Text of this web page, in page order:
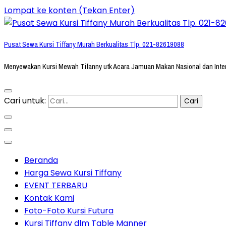
Lompat ke konten (Tekan Enter)
Pusat Sewa Kursi Tiffany Murah Berkualitas Tlp. 021-82619088
Menyewakan Kursi Mewah Tifanny utk Acara Jamuan Makan Nasional dan
Cari untuk:
Beranda
Harga Sewa Kursi Tiffany
EVENT TERBARU
Kontak Kami
Foto-Foto Kursi Futura
Kursi Tiffany dlm Table Manner